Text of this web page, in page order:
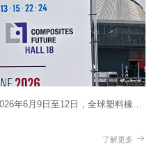
年6月9日至12日，全球塑料橡…
了解更多